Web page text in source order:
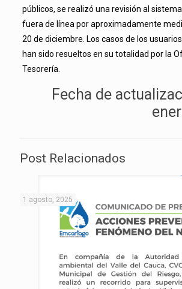
públicos, se realizó una revisión al
fuera de línea por aproximadamente
20 de diciembre. Los casos de los
han sido resueltos en su totalidad por la
Tesorería.
Fecha de
Post Relacionados
1 agosto, 2025